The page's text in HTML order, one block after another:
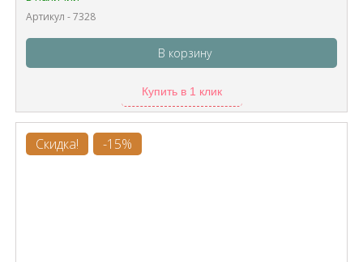
Артикул - 7328
В корзину
Купить в 1 клик
Скидка! -15%